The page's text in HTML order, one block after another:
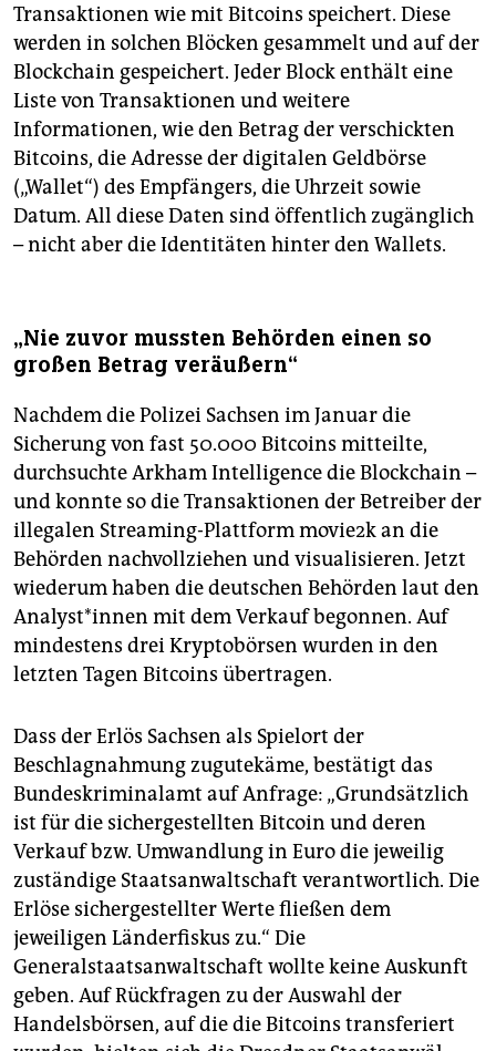
Transaktionen wie mit Bitcoins speichert. Diese
werden in solchen Blöcken gesammelt und auf der
Blockchain gespeichert. Jeder Block enthält eine
Liste von Transaktionen und weitere
Informationen, wie den Betrag der verschickten
Bitcoins, die Adresse der digitalen Geldbörse
(„Wallet“) des Empfängers, die Uhrzeit sowie
Datum. All diese Daten sind öffentlich zugänglich
– nicht aber die Identitäten hinter den Wallets.
„Nie zuvor mussten Behörden einen so
großen Betrag veräußern“
Nachdem die Polizei Sachsen im Januar die
Sicherung von fast 50.000 Bitcoins mitteilte,
durchsuchte Arkham Intelligence die Blockchain –
und konnte so die Transaktionen der Betreiber der
illegalen Streaming-Plattform movie2k an die
Behörden nachvollziehen und visualisieren. Jetzt
wiederum haben die deutschen Behörden laut den
Ana­lys­t*in­nen mit dem Verkauf begonnen. Auf
mindestens drei Kryptobörsen wurden in den
letzten Tagen Bitcoins übertragen.
Dass der Erlös Sachsen als Spielort der
Beschlagnahmung zugutekäme, bestätigt das
Bundeskriminalamt auf Anfrage: „Grundsätzlich
ist für die sichergestellten Bitcoin und deren
Verkauf bzw. Umwandlung in Euro die jeweilig
zuständige Staatsanwaltschaft verantwortlich. Die
Erlöse sichergestellter Werte fließen dem
jeweiligen Länderfiskus zu.“ Die
Generalstaatsanwaltschaft wollte keine Auskunft
geben. Auf Rückfragen zu der Auswahl der
Handelsbörsen, auf die die Bitcoins transferiert